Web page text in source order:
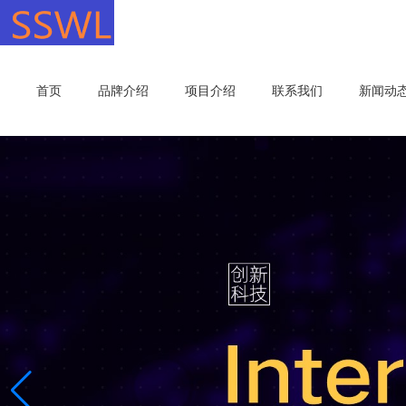
首页 品牌介绍 项目介绍 联系我们 新闻动